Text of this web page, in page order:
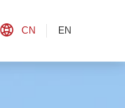
CN EN